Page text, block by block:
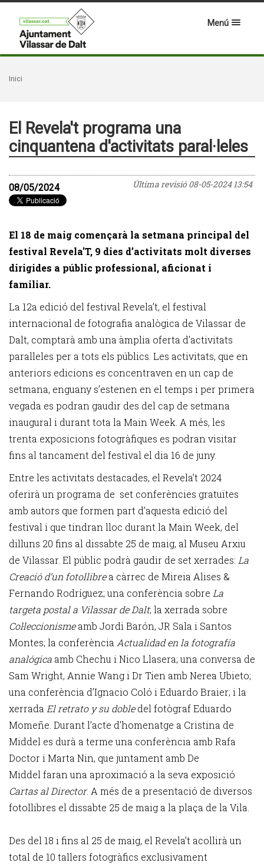
Menú
Inici
El Revela't programa una
cinquantena d'activitats paral·leles
Última revisió08-05-2024 13:54
08/05/2024
El 18 de maig començarà la setmana principal del
festival Revela'T, 9 dies d’activitats molt diverses
dirigides a públic professional, aficionat i
familiar.
La 12a edició del festival Revela’t, el festival
internacional de fotografia analògica de Vilassar de
Dalt, comptarà amb una àmplia oferta d’activitats
paral·leles per a tots els públics. Les activitats, que en
anteriors edicions es concentraven en un cap de
setmana, enguany s’estenen en el temps i per primera
vegada es podran gaudir des del cap de setmana
inaugural i durant tota la Main Week. A més, les
trenta exposicions fotogràfiques es podran visitar
fins al tancament del festival el dia 16 de juny.
Entre les activitats destacades, el Revela’t 2024
oferirà un programa de set conferències gratuïtes
amb autors que formen part d’aquesta edició del
festival i que tindran lloc durant la Main Week, del
dilluns 20 fins al dissabte 25 de maig, al Museu Arxiu
de Vilassar. El públic podrà gaudir de set xerrades: La
Creació d’un fotollibrea càrrec de Mireia Alises &
Fernando Rodríguez; una conferència sobre La
targeta postal a Vilassar de Dalt; la xerrada sobre
Col·leccionismeamb Jordi Barón, JR Sala i Santos
Montes; la conferència Actualidad en la fotografía
analógica amb Chechu i Nico Llasera; una conversa de
Sam Wright, Annie Wang i Dr Tien amb Nerea Ubieto;
una conferència d’Ignacio Coló i Eduardo Braier; i la
xerrada El retrato y su dobledel fotògraf Eduardo
Momeñe. Durant l’acte d’homenatge a Cristina de
Middel es durà a terme una conferència amb Rafa
Doctor i Marta Nin, que juntament amb De
Middel faran una aproximació a la seva exposició
Cartas al Director. A més de a presentació de diversos
fotollibres el dissabte 25 de maig a la plaça de la Vila.
Des del 18 i fins al 25 de maig, el Revela’t acollirà un
total de 10 tallers fotogràfics exclusivament